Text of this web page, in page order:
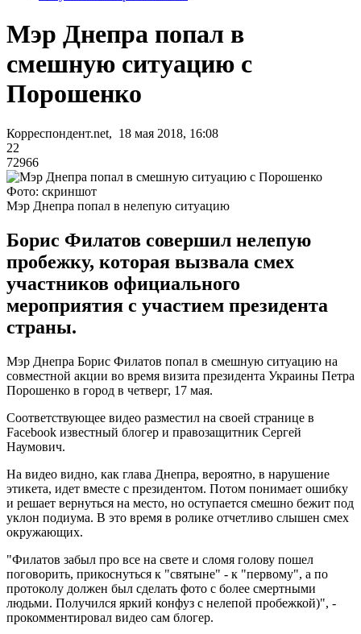
Мэр Днепра попал в
смешную ситуацию с
Порошенко
Корреспондент.net, 18 мая 2018, 16:08
22
72966
Фото: скриншот
Мэр Днепра попал в нелепую ситуацию
Борис Филатов совершил нелепую
пробежку, которая вызвала смех
участников официального
мероприятия с участием президента
страны.
Мэр Днепра Борис Филатов попал в смешную ситуацию на
совместной акции во время визита президента Украины Петра
Порошенко в город в четверг, 17 мая.
Соответствующее видео разместил на своей странице в
Facebook известный блогер и правозащитник Сергей
Наумович.
На видео видно, как глава Днепра, вероятно, в нарушение
этикета, идет вместе с президентом. Потом понимает ошибку
и решает вернуться на место, но оступается смешно бежит под
уклон подиума. В это время в ролике отчетливо слышен смех
окружающих.
"Филатов забыл про все на свете и сломя голову пошел
поговорить, прикоснуться к "святыне" - к "первому", а по
протоколу должен был сделать фото с более смертными
людьми. Получился яркий конфуз с нелепой пробежкой)", -
прокомментировал видео сам блогер.